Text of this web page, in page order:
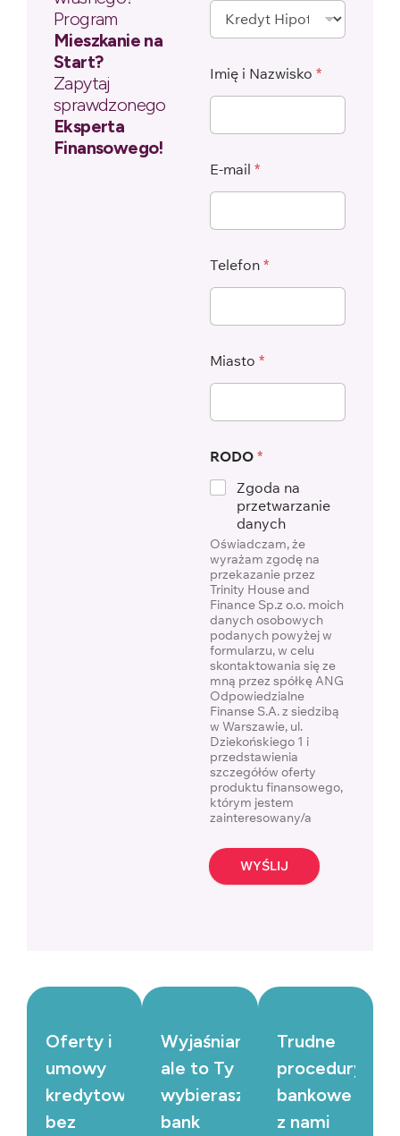
Program
Mieszkanie na
Start?
Zapytaj
sprawdzonego
Eksperta
Finansowego!
Imię i Nazwisko *
E-mail *
Telefon *
Miasto *
RODO *
Zgoda na
przetwarzanie
danych
Oświadczam, że
wyrażam zgodę na
przekazanie przez
Trinity House and
Finance Sp.z o.o. moich
danych osobowych
podanych powyżej w
formularzu, w celu
skontaktowania się ze
mną przez spółkę ANG
Odpowiedzialne
Finanse S.A. z siedzibą
w Warszawie, ul.
Dziekońskiego 1 i
przedstawienia
szczegółów oferty
produktu finansowego,
którym jestem
zainteresowany/a
WYŚLIJ
Oferty i
umowy
kredytowe
bez
Wyjaśniamy,
ale to Ty
wybierasz
bank
Trudne
procedury
bankowe
z nami